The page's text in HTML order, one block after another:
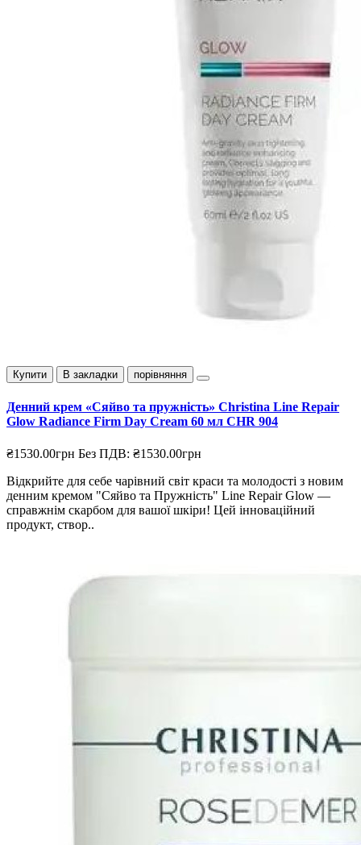
Купити В закладки порівняння
Денний крем «Сяйво та пружність» Christina Line Repair
Glow Radiance Firm Day Cream 60 мл CHR 904
₴1530.00грн Без ПДВ: ₴1530.00грн
Відкрийте для себе чарівний світ краси та молодості з новим
денним кремом "Сяйво та Пружність" Line Repair Glow —
справжнім скарбом для вашої шкіри! Цей інноваційний
продукт, створ..